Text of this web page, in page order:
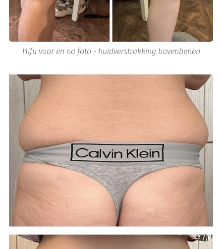
Hifu voor en na foto - huidverstrakking bovenbenen